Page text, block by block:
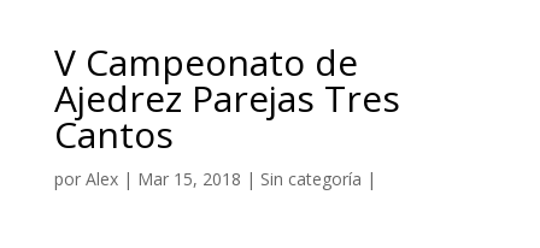
V Campeonato de
Ajedrez Parejas Tres
Cantos
por Alex| Mar 15, 2018 | Sin categoría |